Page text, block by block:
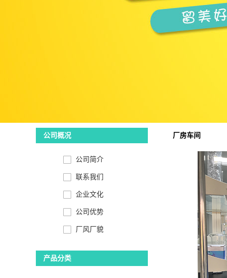
公司概况
公司简介
联系我们
企业文化
公司优势
厂风厂貌
产品分类
厂房车间